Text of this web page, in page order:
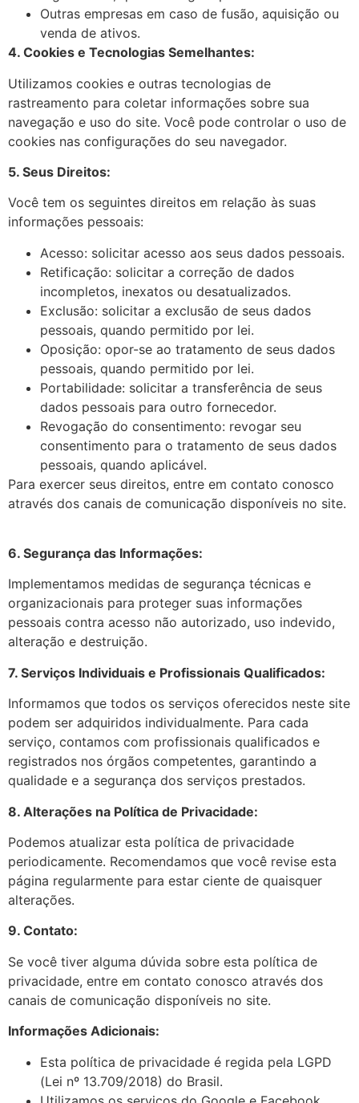
Outras empresas em caso de fusão, aquisição ou
venda de ativos.
4. Cookies e Tecnologias Semelhantes:
Utilizamos cookies e outras tecnologias de
rastreamento para coletar informações sobre sua
navegação e uso do site. Você pode controlar o uso de
cookies nas configurações do seu navegador.
5. Seus Direitos:
Você tem os seguintes direitos em relação às suas
informações pessoais:
Acesso: solicitar acesso aos seus dados pessoais.
Retificação: solicitar a correção de dados
incompletos, inexatos ou desatualizados.
Exclusão: solicitar a exclusão de seus dados
pessoais, quando permitido por lei.
Oposição: opor-se ao tratamento de seus dados
pessoais, quando permitido por lei.
Portabilidade: solicitar a transferência de seus
dados pessoais para outro fornecedor.
Revogação do consentimento: revogar seu
consentimento para o tratamento de seus dados
pessoais, quando aplicável.
Para exercer seus direitos, entre em contato conosco
através dos canais de comunicação disponíveis no site.
6. Segurança das Informações:
Implementamos medidas de segurança técnicas e
organizacionais para proteger suas informações
pessoais contra acesso não autorizado, uso indevido,
alteração e destruição.
7. Serviços Individuais e Profissionais Qualificados:
Informamos que todos os serviços oferecidos neste site
podem ser adquiridos individualmente. Para cada
serviço, contamos com profissionais qualificados e
registrados nos órgãos competentes, garantindo a
qualidade e a segurança dos serviços prestados.
8. Alterações na Política de Privacidade:
Podemos atualizar esta política de privacidade
periodicamente. Recomendamos que você revise esta
página regularmente para estar ciente de quaisquer
alterações.
9. Contato:
Se você tiver alguma dúvida sobre esta política de
privacidade, entre em contato conosco através dos
canais de comunicação disponíveis no site.
Informações Adicionais:
Esta política de privacidade é regida pela LGPD
(Lei nº 13.709/2018) do Brasil.